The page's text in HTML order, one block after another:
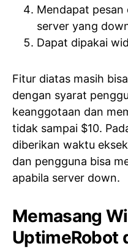
Mendapat pesan
server yang
Dapat dipakai
Fitur diatas masih
dengan syarat
keanggotaan dan
tidak sampai $10.
diberikan waktu
dan pengguna bisa
apabila server down.
Memasang
UptimeRobot